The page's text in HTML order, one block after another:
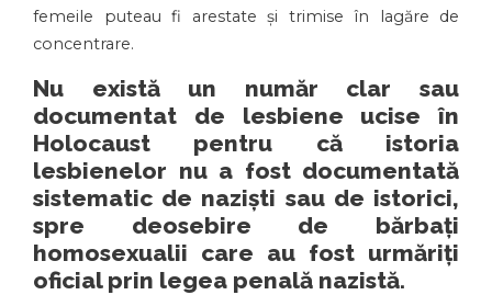
femeile puteau fi arestate și trimise în lagăre de
concentrare.
Nu există un număr clar sau
documentat de lesbiene ucise în
Holocaust pentru că istoria
lesbienelor nu a fost documentată
sistematic de naziști sau de istorici,
spre deosebire de bărbați
homosexualii care au fost urmăriți
oficial prin legea penală nazistă.